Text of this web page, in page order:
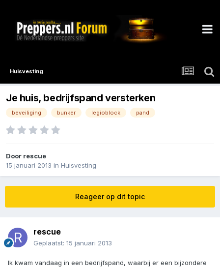
Huisvesting
Je huis, bedrijfspand versterken
beveiliging bunker legioblock pand
Door rescue
15 januari 2013 in Huisvesting
Reageer op dit topic
rescue
Geplaatst: 15 januari 2013
Ik kwam vandaag in een bedrijfspand, waarbij er een bijzondere